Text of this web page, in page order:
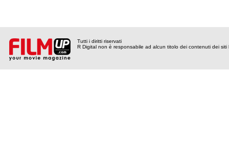
Tutti i diritti riservati
R Digital non è responsabile ad alcun titolo dei contenuti dei siti